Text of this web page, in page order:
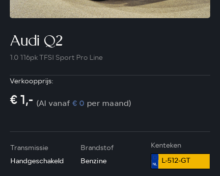
Audi Q2
1.0 116pk TFSI Sport Pro Line
Verkoopprijs:
€ 1,- (Al vanaf € 0 per maand)
Transmissie
Handgeschakeld
Brandstof
Benzine
Kenteken
L-512-GT